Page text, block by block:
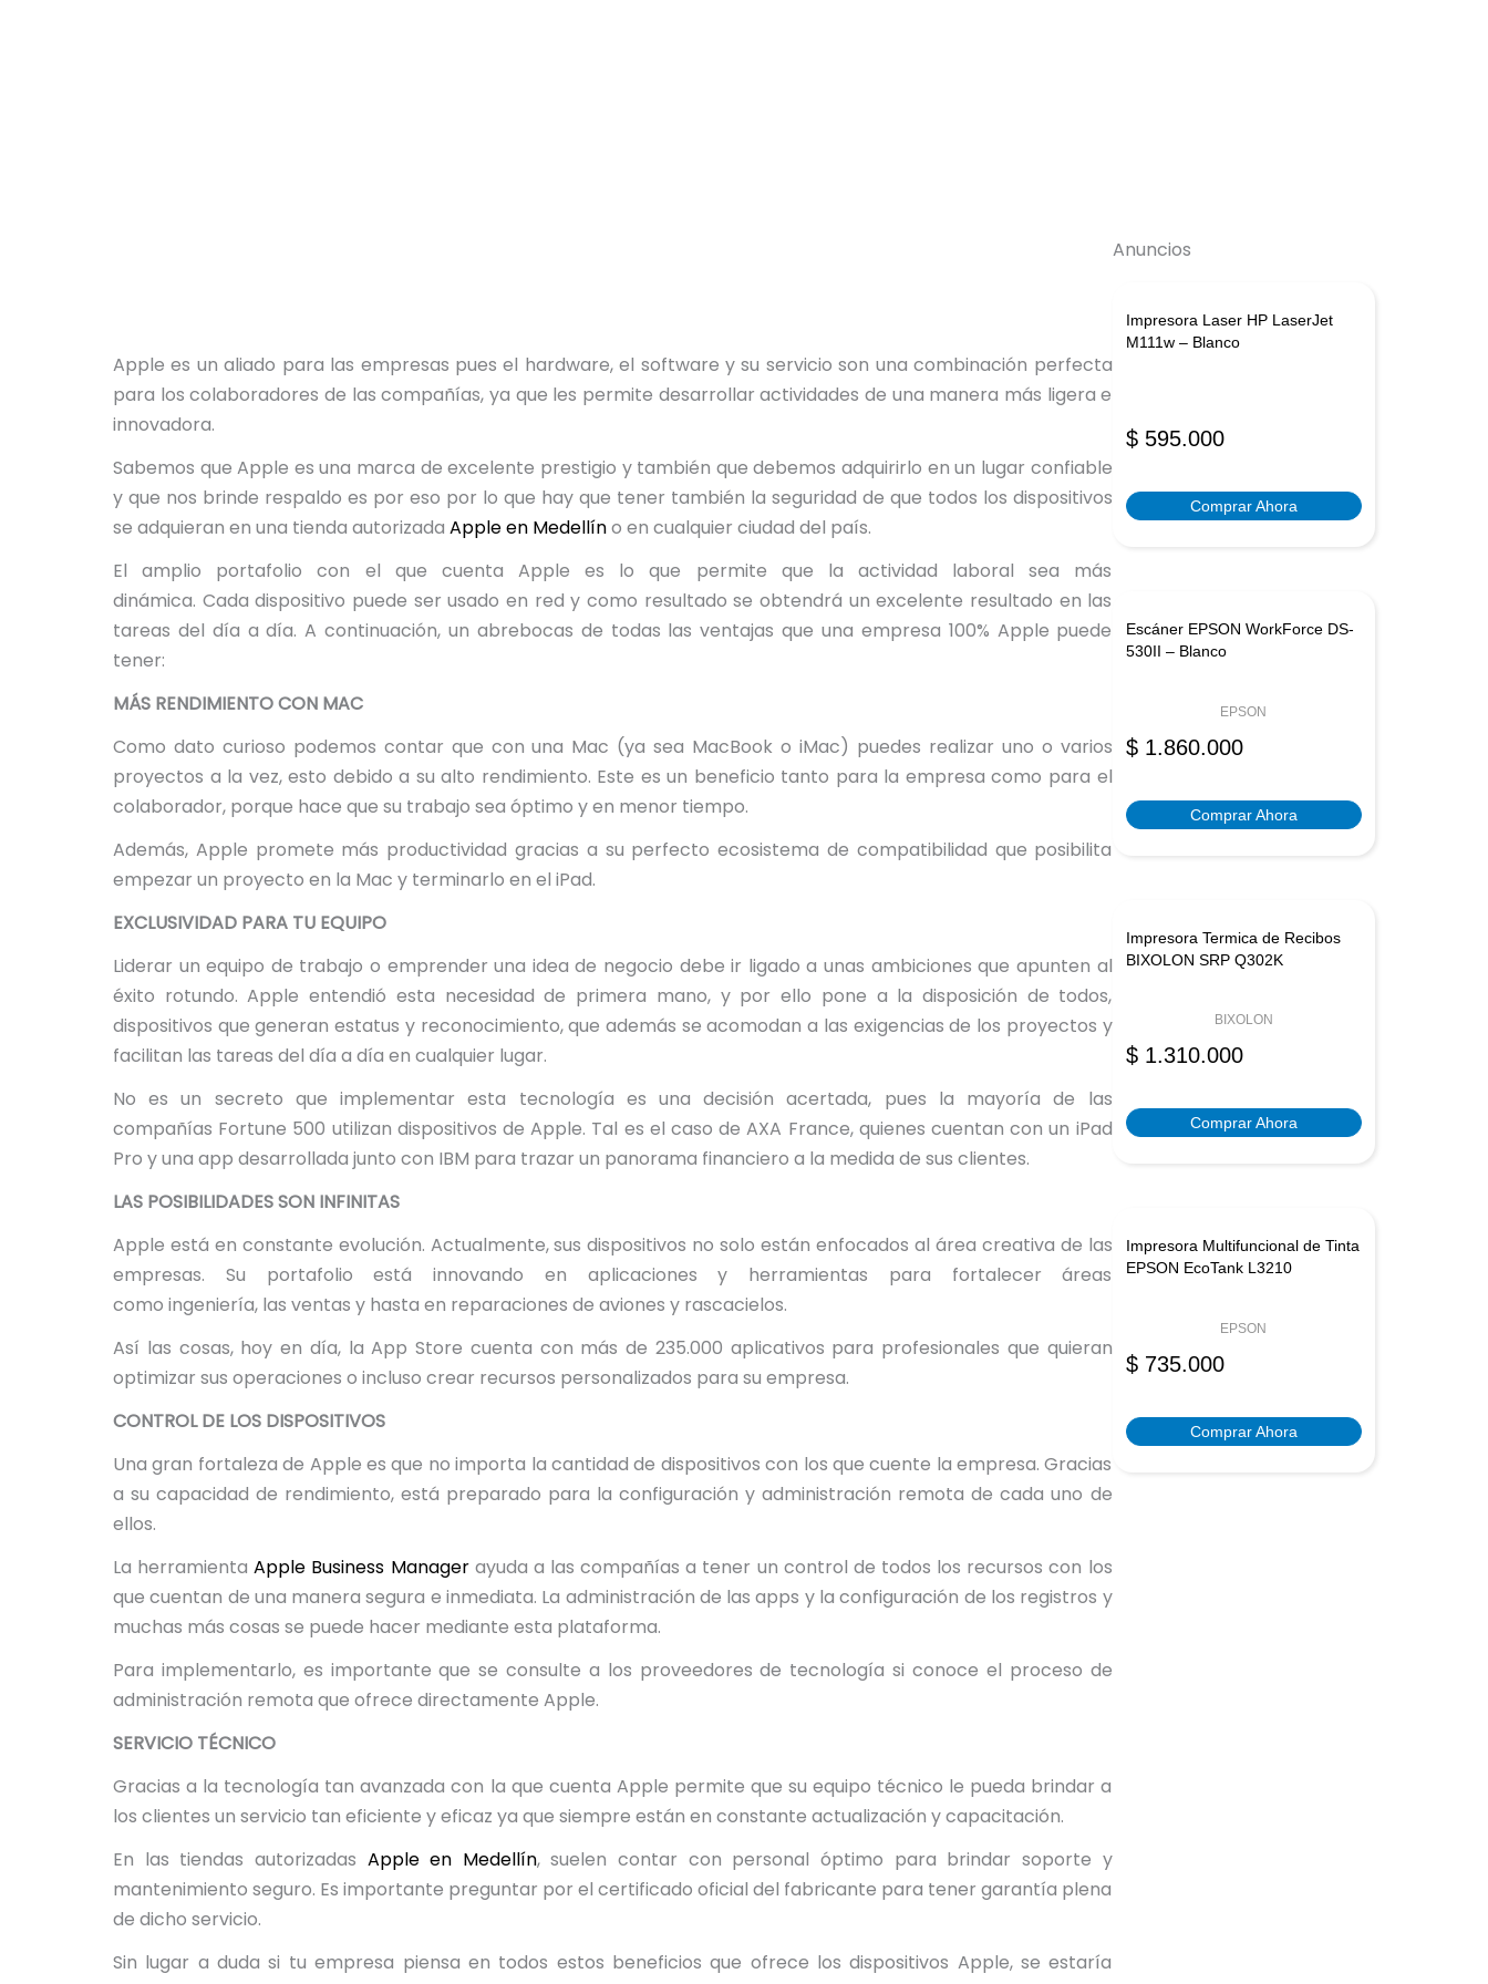
Apple es un aliado para las empresas pues el hardware, el software y su servicio son una combinación perfecta
para los colaboradores de las compañías, ya que les permite desarrollar actividades de una manera más ligera e
innovadora.
Sabemos que Apple es una marca de excelente prestigio y también que debemos adquirirlo en un lugar confiable
y que nos brinde respaldo es por eso por lo que hay que tener también la seguridad de que todos los dispositivos
se adquieran en una tienda autorizada Apple en Medellíno en cualquier ciudad del país.
El amplio portafolio con el que cuenta Apple es lo que permite que la actividad laboral sea más
dinámica. Cada dispositivo puede ser usado en red y como resultado se obtendrá un excelente resultado en las
tareas del día a día. A continuación, un abrebocas de todas las ventajas que una empresa 100% Apple puede
tener:
MÁS RENDIMIENTO CON MAC
Como dato curioso podemos contar que con una Mac (ya sea MacBook o iMac) puedes realizar uno o varios
proyectos a la vez, esto debido a su alto rendimiento. Este es un beneficio tanto para la empresa como para el
colaborador, porque hace que su trabajo sea óptimo y en menor tiempo.
Además, Apple promete más productividad gracias a su perfecto ecosistema de compatibilidad que posibilita
empezar un proyecto en la Mac y terminarlo en el iPad.
EXCLUSIVIDAD PARA TU EQUIPO
Liderar un equipo de trabajo o emprender una idea de negocio debe ir ligado a unas ambiciones que apunten al
éxito rotundo. Apple entendió esta necesidad de primera mano, y por ello pone a la disposición de todos,
dispositivos que generan estatus y reconocimiento, que además se acomodan a las exigencias de los proyectos y
facilitan las tareas del día a día en cualquier lugar.
No es un secreto que implementar esta tecnología es una decisión acertada, pues la mayoría de las
compañías Fortune 500 utilizan dispositivos de Apple. Tal es el caso de AXA France, quienes cuentan con un iPad
Pro y una app desarrollada junto con IBM para trazar un panorama financiero a la medida de sus clientes.
LAS POSIBILIDADES SON INFINITAS
Apple está en constante evolución. Actualmente, sus dispositivos no solo están enfocados al área creativa de las
empresas. Su portafolio está innovando en aplicaciones y herramientas para fortalecer áreas
como ingeniería, las ventas y hasta en reparaciones de aviones y rascacielos.
Así las cosas, hoy en día, la App Store cuenta con más de 235.000 aplicativos para profesionales que quieran
optimizar sus operaciones o incluso crear recursos personalizados para su empresa.
CONTROL DE LOS DISPOSITIVOS
Una gran fortaleza de Apple es que no importa la cantidad de dispositivos con los que cuente la empresa. Gracias
a su capacidad de rendimiento, está preparado para la configuración y administración remota de cada uno de
ellos.
La herramientaApple Business Managerayuda a las compañías a tener un control de todos los recursos con los
que cuentan de una manera segura e inmediata. La administración de las apps y la configuración de los registros y
muchas más cosas se puede hacer mediante esta plataforma.
Para implementarlo, es importante que se consulte a los proveedores de tecnología si conoce el proceso de
administración remota que ofrece directamente Apple.
SERVICIO TÉCNICO
Gracias a la tecnología tan avanzada con la que cuenta Apple permite que su equipo técnico le pueda brindar a
los clientes un servicio tan eficiente y eficaz ya que siempre están en constante actualización y capacitación.
En las tiendas autorizadas Apple en Medellín, suelen contar con personal óptimo para brindar soporte y
mantenimiento seguro. Es importante preguntar por el certificado oficial del fabricante para tener garantía plena
de dicho servicio.
Sin lugar a duda si tu empresa piensa en todos estos beneficios que ofrece los dispositivos Apple, se estaría
Anuncios
Impresora Laser HP LaserJet
M111w – Blanco
$595.000
Comprar Ahora
Escáner EPSON WorkForce DS-
530II – Blanco
EPSON
$1.860.000
Comprar Ahora
Impresora Termica de Recibos
BIXOLON SRP Q302K
BIXOLON
$1.310.000
Comprar Ahora
Impresora Multifuncional de Tinta
EPSON EcoTank L3210
EPSON
$735.000
Comprar Ahora